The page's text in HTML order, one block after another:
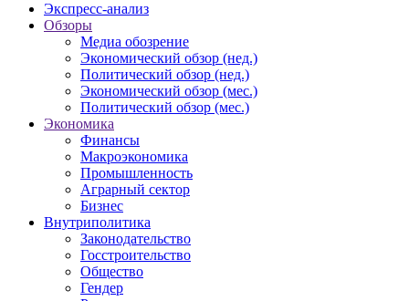
Экспресс-анализ
Обзоры
Медиа обозрение
Экономический обзор (нед.)
Политический обзор (нед.)
Экономический обзор (мес.)
Политический обзор (мес.)
Экономика
Финансы
Макроэкономика
Промышленность
Аграрный сектор
Бизнес
Внутриполитика
Законодательство
Госстроительство
Общество
Гендер